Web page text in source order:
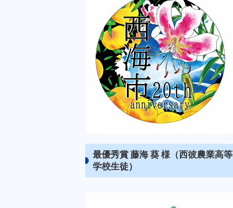
最優秀賞 藤海 葵 様（西彼農業高等
学校生徒）